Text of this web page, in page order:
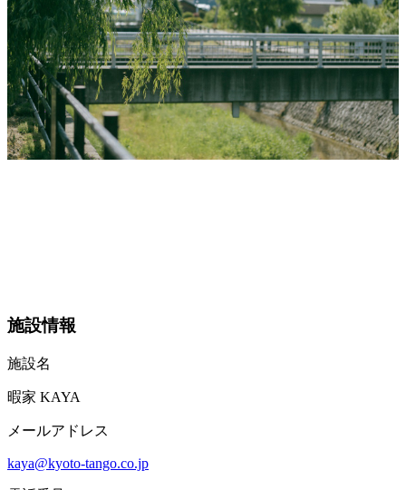
施設情報
施設名
暇家 KAYA
メールアドレス
kaya@kyoto-tango.co.jp